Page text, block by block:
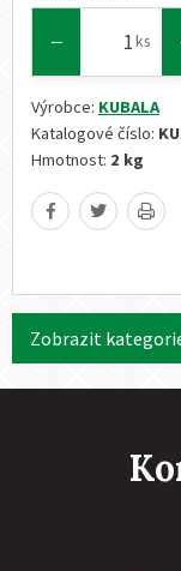
ks
Výrobce: KUBALA
Katalogové číslo:
Hmotnost: 2 kg
Zobrazit